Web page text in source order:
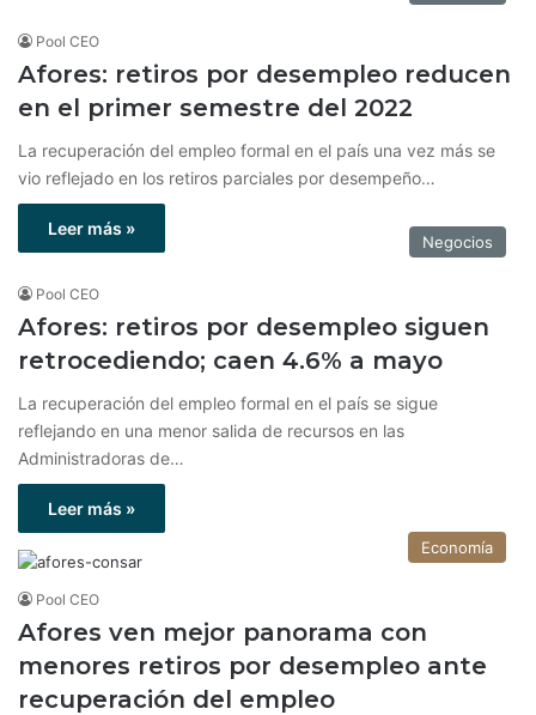
Pool CEO
Afores: retiros por desempleo reducen
en el primer semestre del 2022
La recuperación del empleo formal en el país una vez más se
vio reflejado en los retiros parciales por desempeño…
Leer más »
Negocios
Pool CEO
Afores: retiros por desempleo siguen
retrocediendo; caen 4.6% a mayo
La recuperación del empleo formal en el país se sigue
reflejando en una menor salida de recursos en las
Administradoras de…
Leer más »
Economía
Pool CEO
Afores ven mejor panorama con
menores retiros por desempleo ante
recuperación del empleo